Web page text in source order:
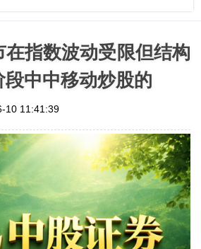
指数波动受限但结构
中中移动炒股的
10 11:41:39